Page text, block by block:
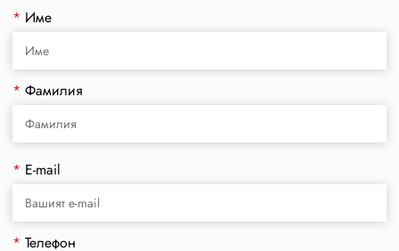
* Име
* Фамилия
* E-mail
* Телефон